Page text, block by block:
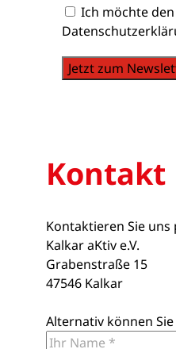
Ich möchte
Jetzt zum
Kontakt
Kontaktieren Sie uns
Kalkar aKtiv e.V.
Grabenstraße 15
47546 Kalkar
Alternativ können